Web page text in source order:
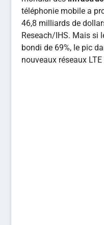
téléphonie mobile a
46,8 milliards de
Reseach/IHS. Mais si
bondi de 69%, le pic
nouveaux réseaux